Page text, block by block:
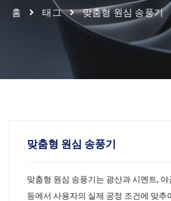
홈 태그 맞춤형 원심 송풍기
맞춤형 원심 송풍기
맞춤형 원심 송풍기는 광산과 시멘트,
등에서 사용자의 실제 공정 조건에 맞추